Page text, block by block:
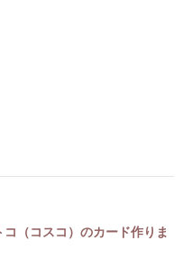
（コスコ）のカード作りま